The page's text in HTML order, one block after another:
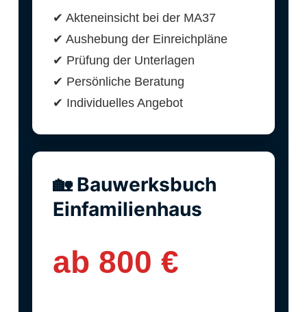
✔ Akteneinsicht bei der MA37
✔ Aushebung der Einreichpläne
✔ Prüfung der Unterlagen
✔ Persönliche Beratung
✔ Individuelles Angebot
🏡 Bauwerksbuch
Einfamilienhaus
ab 800 €